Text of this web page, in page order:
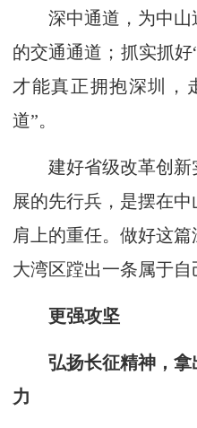
深中通道，为中山
的交通通道；抓实抓
才能真正拥抱深圳，
道”。
建好省级改革创新
展的先行兵，是摆在
肩上的重任。做好这
大湾区蹚出一条属于自
更强攻坚
弘扬长征精神，
力